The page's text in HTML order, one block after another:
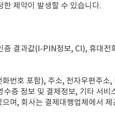
한 제약이 발생할 수 있습니다.
증 결과값(I-PIN정보, CI), 휴대전
번호 포함), 주소, 전자우편주소
증 정보 및 결제정보, 기타 서비
며, 회사는 결제대행업체에서